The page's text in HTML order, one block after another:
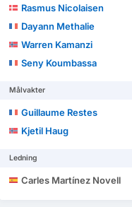
Rasmus Nicolaisen
Dayann Methalie
Warren Kamanzi
Seny Koumbassa
Målvakter
Guillaume Restes
Kjetil Haug
Ledning
Carles Martínez Novell